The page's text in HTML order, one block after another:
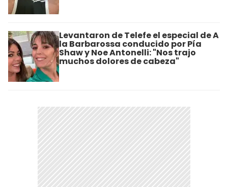
Levantaron de Telefe el especial de A
la Barbarossa conducido por Pía
Shaw y Noe Antonelli: "Nos trajo
muchos dolores de cabeza"